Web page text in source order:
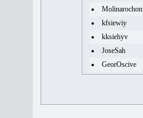
Molinarochon
kfsiewiy
kksiehyv
JoseSah
GeorOscive